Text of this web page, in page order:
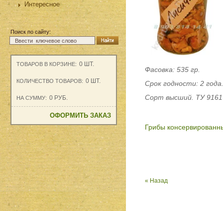
Интересное
Поиск по сайту:
ТОВАРОВ В КОРЗИНЕ: 0ШТ.
КОЛИЧЕСТВО ТОВАРОВ: 0ШТ.
НА СУММУ: 0РУБ.
ОФОРМИТЬ ЗАКАЗ
Фасовка: 535 гр.
Срок годности: 2 года.
Сорт высший. ТУ
Грибы
« Назад